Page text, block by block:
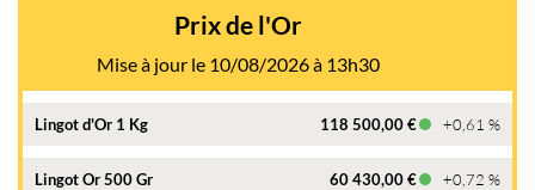
Prix de l'Or
Mise à jour le 10/08/2026 à 13h30
Lingot d'Or 1 Kg 118 500,00 € +0,61 %
Lingot Or 500 Gr 60 430,00 € +0,72 %